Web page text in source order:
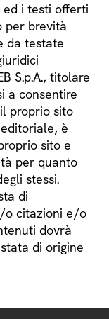
i testi offerti
per brevità
da testate
S.p.A., titolare
a consentire
proprio sito
è
sito e
per quanto
stessi.
di
o citazioni e/o
dovrà
di origine